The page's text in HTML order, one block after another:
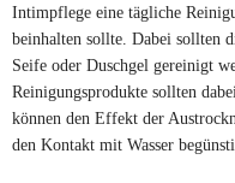
Intimpflege eine tägliche
beinhalten sollte. Dabei sollten
Seife oder Duschgel gereinigt
Reinigungsprodukte sollten
können den Effekt der
den Kontakt mit Wasser